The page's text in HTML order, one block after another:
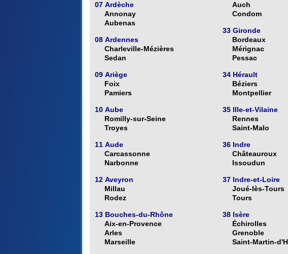
07 Ardèche
Annonay
Aubenas
08 Ardennes
Charleville-Mézières
Sedan
09 Ariège
Foix
Pamiers
10 Aube
Romilly-sur-Seine
Troyes
11 Aude
Carcassonne
Narbonne
12 Aveyron
Millau
Rodez
13 Bouches-du-Rhône
Aix-en-Provence
Arles
Marseille
Auch
Condom
33 Gironde
Bordeaux
Mérignac
Pessac
34 Hérault
Béziers
Montpellier
35 Ille-et-Vilaine
Rennes
Saint-Malo
36 Indre
Châteauroux
Issoudun
37 Indre-et-Loire
Joué-lès-Tours
Tours
38 Isère
Échirolles
Grenoble
Saint-Martin-